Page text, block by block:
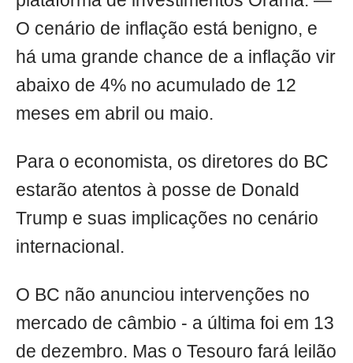
O cenário de inflação está benigno, e
há uma grande chance de a inflação vir
abaixo de 4% no acumulado de 12
meses em abril ou maio.
Para o economista, os diretores do BC
estarão atentos à posse de Donald
Trump e suas implicações no cenário
internacional.
O BC não anunciou intervenções no
mercado de câmbio - a última foi em 13
de dezembro. Mas o Tesouro fará leilão